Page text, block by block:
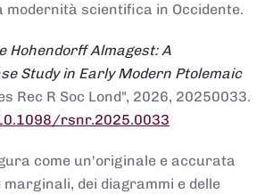
modernità scientifica in Occidente.
Hohendorff Almagest: A
Study in Early Modern Ptolemaic
Rec R Soc Lond", 2026, 20250033.
rsnr.2025.0033
come un'originale e accurata
dei diagrammi e delle